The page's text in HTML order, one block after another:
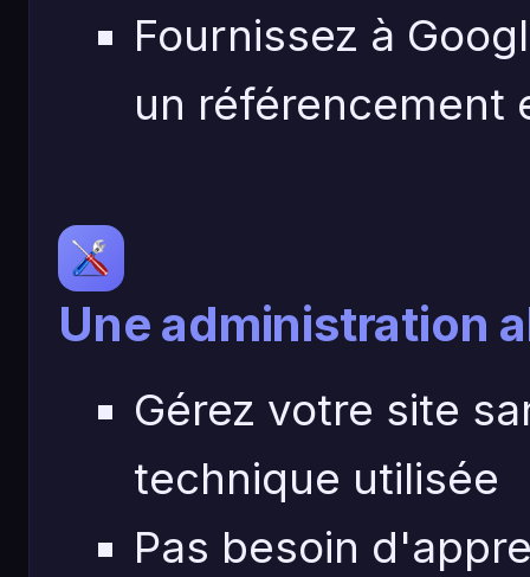
Fournissez à
un référencement
Une administration
Gérez votre site
technique utilisée
Pas besoin